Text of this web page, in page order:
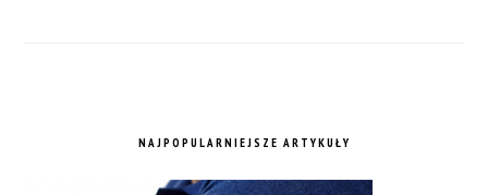
NAJPOPULARNIEJSZE ARTYKUŁY